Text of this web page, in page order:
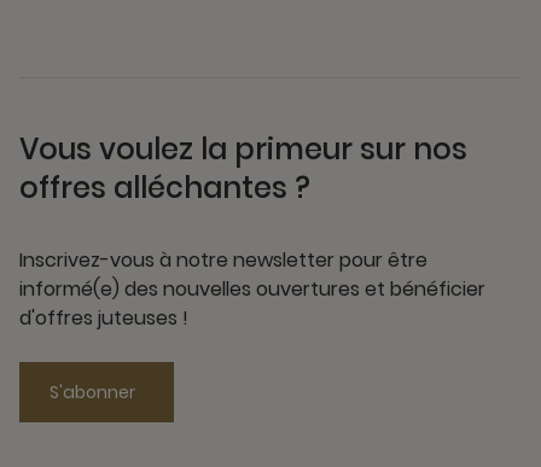
Vous voulez la primeur sur nos
offres alléchantes ?
Inscrivez-vous à notre newsletter pour être
informé(e) des nouvelles ouvertures et bénéficier
d'offres juteuses !
S'abonner